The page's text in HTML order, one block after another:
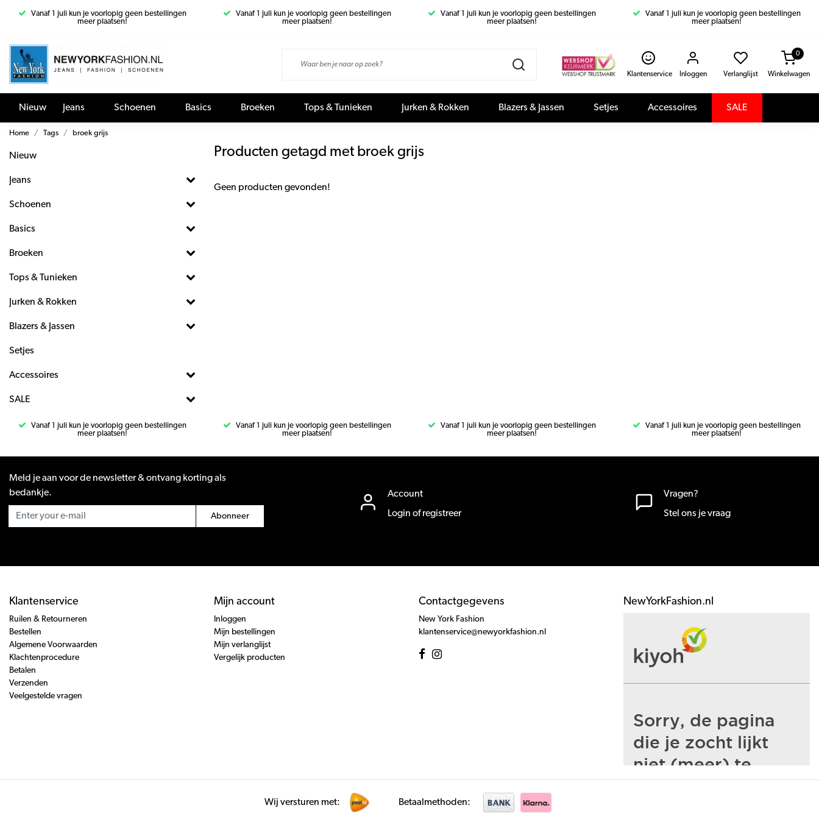
Vanaf 1 juli kun je voorlopig geen bestellingen
meer plaatsen!
Vanaf 1 juli kun je voorlopig geen bestellingen
meer plaatsen!
Vanaf 1 juli kun je voorlopig geen bestellingen
meer plaatsen!
Vanaf 1 juli kun je voorlopig geen bestellingen
meer plaatsen!
Klantenservice Inloggen Verlanglijst Winkelwagen
0
Nieuw Jeans Schoenen Basics Broeken Tops & Tunieken Jurken & Rokken Blazers & Jassen Setjes Accessoires SALE
Home Tags broek grijs
Nieuw
Jeans
Schoenen
Basics
Broeken
Tops & Tunieken
Jurken & Rokken
Blazers & Jassen
Setjes
Accessoires
SALE
Producten getagd met broek grijs
Geen producten gevonden!
Vanaf 1 juli kun je voorlopig geen bestellingen
meer plaatsen!
Vanaf 1 juli kun je voorlopig geen bestellingen
meer plaatsen!
Vanaf 1 juli kun je voorlopig geen bestellingen
meer plaatsen!
Vanaf 1 juli kun je voorlopig geen bestellingen
meer plaatsen!
Meld je aan voor de newsletter & ontvang korting als
bedankje.
Abonneer
Account
Login of registreer
Vragen?
Stel ons je vraag
Klantenservice
Ruilen & Retourneren
Bestellen
Algemene Voorwaarden
Klachtenprocedure
Betalen
Verzenden
Veelgestelde vragen
Mijn account
Inloggen
Mijn bestellingen
Mijn verlanglijst
Vergelijk producten
Contactgegevens
New York Fashion
klantenservice@newyorkfashion.nl
NewYorkFashion.nl
Wij versturen met: Betaalmethoden: